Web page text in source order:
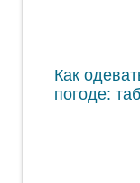
Как
погоде: